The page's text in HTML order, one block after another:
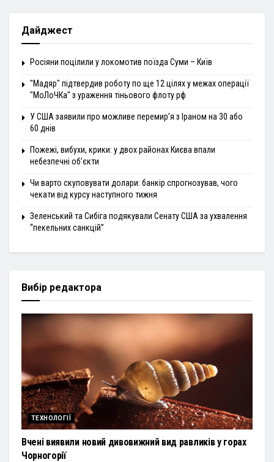
Дайджест
Росіяни поцілили у локомотив поїзда Суми – Київ
"Мадяр" підтвердив роботу по ще 12 цілях у межах операції
"МоЛоЧКа" з ураження тіньового флоту рф
У США заявили про можливе перемир’я з Іраном на 30 або
60 днів
Пожежі, вибухи, крики: у двох районах Києва впали
небезпечні об’єкти
Чи варто скуповувати долари: банкір спрогнозував, чого
чекати від курсу наступного тижня
Зеленський та Сибіга подякували Сенату США за ухвалення
“пекельних санкцій”
Вибір редактора
ТЕХНОЛОГІЇ
Вчені виявили новий дивовижний вид равликів у горах
Чорногорії